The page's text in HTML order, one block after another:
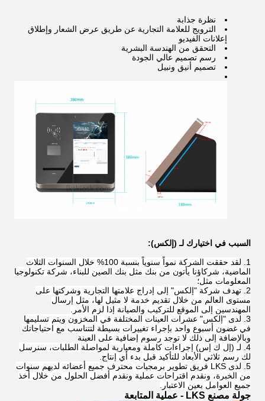
نظرة جذابة
الترويج للعلامة التجارية عن طريق عرض الشعار وإطلاق
إعلانات الفيديو
التحقق من الهندسة البشرية
رسم تصميم عالي الجودة
تصميم أنيق ونبيل
السبب في اختيارك لـ (إلكس):
لقد حققت الشركة نمواً سنوياً بنسبة 100% خلال السنوات الثلاث
الماضية، شركاؤنا يأتون من بنك مثل بنك الصين للبناء، شركة تكنولوجيا
المعلومات مثل؛
تهدف شركة "إلكس" إلى إدراج علامتها التجارية وشركتها على
مستوى العالم من خلال تقديم خدمة لا مثيل لها، مثل إرسال
المهندسين إلى الموقع للتركيب والصيانة إذا لزم الأمر.
لدى "إلكس" عشرات العينات المختلفة في المخزون ويتم تسليمها
في غضون أسبوع واحد بإجراء تغييرات بسيطة لتتناسب مع احتياجاتك
وبالإضافة إلى ذلك لا توجد رسوم إضافية على العينة
لـ (إل ك إس) إجراءات كاملة ومعيارية لمواصلة الطلبات، سنرسل
لك رسم ثلاثي الأبعاد للتأكيد قبل بدء أي إنتاج.
لدى LKS فريق تطوير برمجيات محترف جميع أعضائه لديهم سنوات
من الخبرة، ونقدم اقتراحات عملية ونقدم أفضل الحلول من خلال أخذ
جميع العوامل بعين الاعتبار.
جولة مصنع LKS - عملية المتابعة